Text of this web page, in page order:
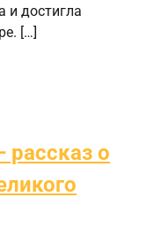
и достигла
[…]
о